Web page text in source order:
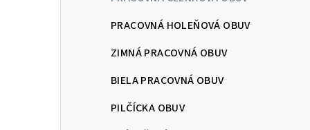
PRACOVNÁ HOLEŇOVÁ OBUV
ZIMNÁ PRACOVNÁ OBUV
BIELA PRACOVNÁ OBUV
PILČÍCKA OBUV